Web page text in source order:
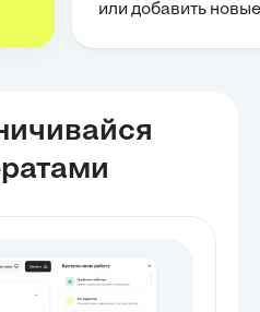
или добавить новые